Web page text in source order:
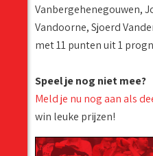
Vanbergehenegouwen,
Vandoorne, Sjoerd
met 11 punten uit 1
Speel je nog niet mee?
Meld je nu nog aan als
win leuke prijzen!